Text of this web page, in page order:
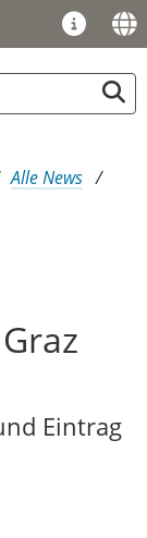
Alle News
Eintrag